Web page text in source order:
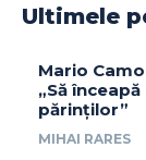
Ultimele
Mario
„Să
părinților”
MIHAI RARES